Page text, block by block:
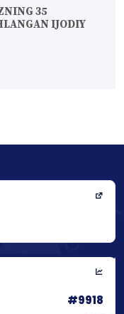
35
IJODIY
#9918